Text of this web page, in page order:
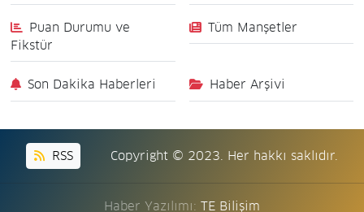
Puan Durumu ve
Fikstür
Tüm Manşetler
Son Dakika Haberleri Haber Arşivi
RSS Copyright © 2023. Her hakkı saklıdır.
Haber Yazılımı: TE Bilişim